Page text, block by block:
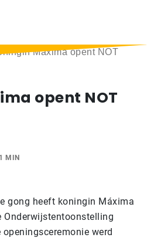
Maxima opent NOT
opent NOT
1 MIN
gong heeft koningin Máxima
Onderwijstentoonstelling
werd